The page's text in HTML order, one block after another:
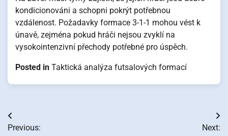
kondicionováni a schopni pokrýt potřebnou
vzdálenost. Požadavky formace 3-1-1 mohou vést k
únavě, zejména pokud hráči nejsou zvyklí na
vysokointenzivní přechody potřebné pro úspěch.
Posted in Taktická analýza futsalových formací
Post
Previous:
Next: